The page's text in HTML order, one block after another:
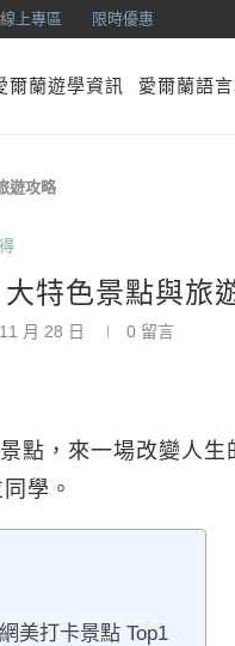
線上專區 限時優惠
爾蘭遊學資訊 愛爾蘭語
遊攻略
特色景點與旅
月 28 日 0 留言
點，來一場改變人生
學。
美打卡景點 Top1